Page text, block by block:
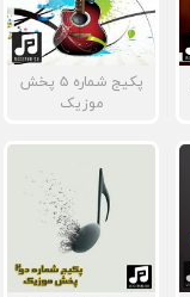
پکیج شماره ۵ پخش
موزیک